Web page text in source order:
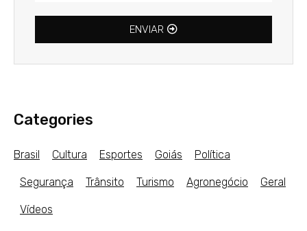
ENVIAR
Categories
Brasil Cultura Esportes Goiás Política
Segurança Trânsito Turismo Agronegócio Geral
Vídeos